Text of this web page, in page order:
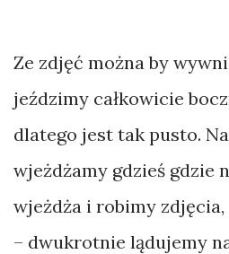
Ze zdjęć można by
jeździmy całkowicie
dlatego jest tak pusto.
wjeżdżamy gdzieś gdzie
wjeżdża i robimy
– dwukrotnie lądujemy